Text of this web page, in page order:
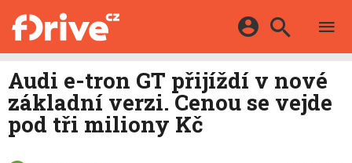
KATALOG
MAPA STANIC
HYBRIDY
E-MOTORSPORT
OSTATNÍ
Facebook Google
Audi e-tron GT přijíždí v nové
základní verzi. Cenou se vejde
pod tři miliony Kč